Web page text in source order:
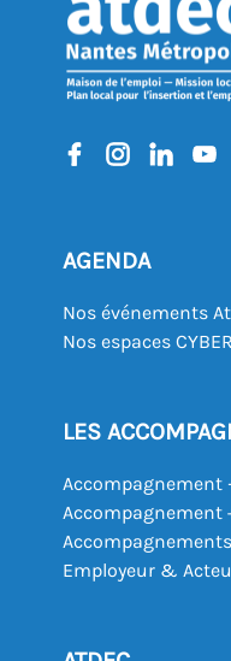
AGENDA
Nos événements
Nos espaces CYBER
LES
Accompagnement
Accompagnement
Employeur &